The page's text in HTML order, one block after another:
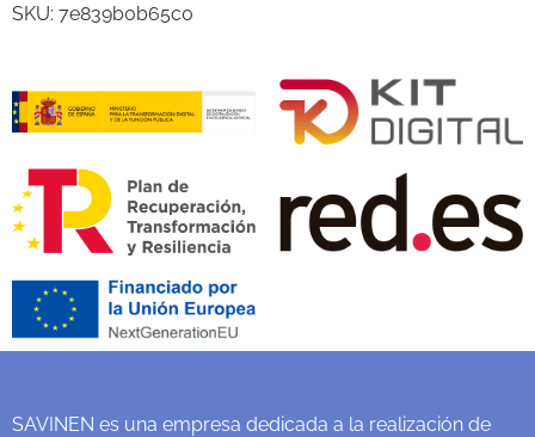
SKU: 7e839b0b65c0
SAVINEN es una empresa dedicada a la realización de